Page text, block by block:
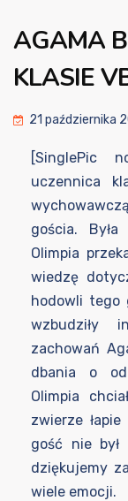
AGAMA
KLASIE
21 października
[SinglePic
uczennica
gościa.
Olimpia
wiedzę
hodowli tego
wzbudziły
zachowań
dbania o
Olimpia
zwierze
gość nie był
dziękujemy
wiele emocji.